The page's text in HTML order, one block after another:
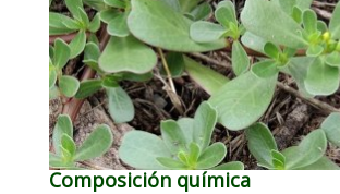
Composición química